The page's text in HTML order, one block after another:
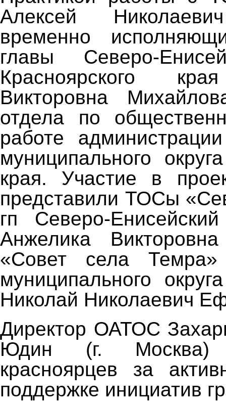
Алексей
временно
главы Северо-
Красноярского
Викторовна
отдела по
работе
муниципального
края. Участие в
представили ТОСы
гп Северо-
Анжелика
«Совет села Темра»
муниципального
Николай Николаевич
Директор ОАТОС
Юдин (г. Москва)
красноярцев за
поддержке инициатив